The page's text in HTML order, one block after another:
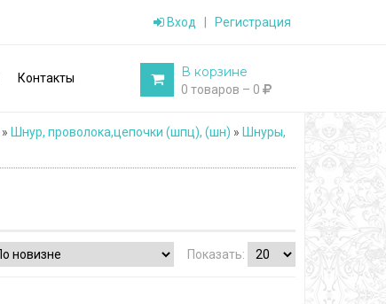
Вход Регистрация
Контакты В корзине
0 товаров – 0
» Шнур, проволока,цепочки (шпц), (шн) » Шнуры,
Показать: